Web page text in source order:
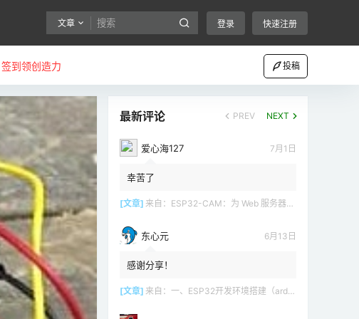
文章 登录 快速注册
签到领创造力 投稿
最新评论 PREV NEXT
爱心海127 7月1日
幸苦了
[文章] 来自： ESP32-CAM：为 Web 服务器（Arduino IDE）设置接入点（AP）
东心元 6月13日
感谢分享！
[文章] 来自： 一、ESP32开发环境搭建（arduino）